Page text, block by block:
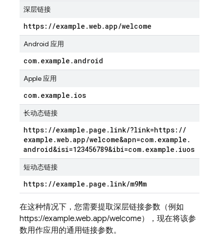
深层链接
https: //example .web.app/welcome
Android 应用
com. example .android
Apple 应用
com. example . ios
长动态链接
https: //example . page . link/?link=https: //
example .web.app/welcome&apn=com. example .
android&isi=123456789&ibi=com. example . iuos
短动态链接
https: //example . page . link/m9Mm
在这种情况下，您需要提取深层链接参数（例如
https://example.web.app/welcome），现在将该参
数用作应用的通用链接参数。